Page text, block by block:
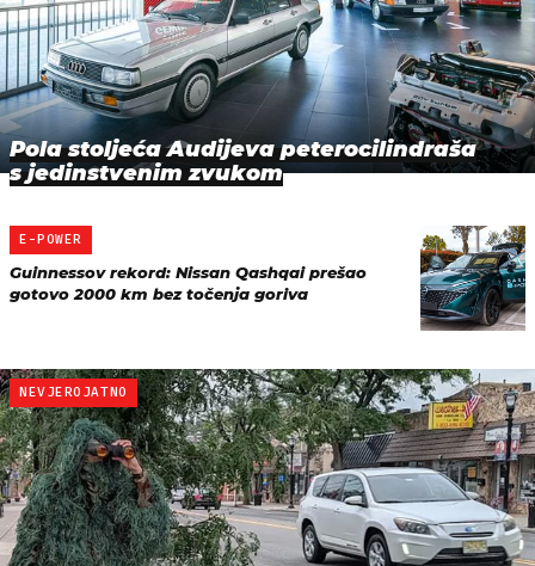
Pola stoljeća Audijeva peterocilindraša
s jedinstvenim zvukom
E-POWER
Guinnessov rekord: Nissan Qashqai prešao
gotovo 2000 km bez točenja goriva
NEVJEROJATNO